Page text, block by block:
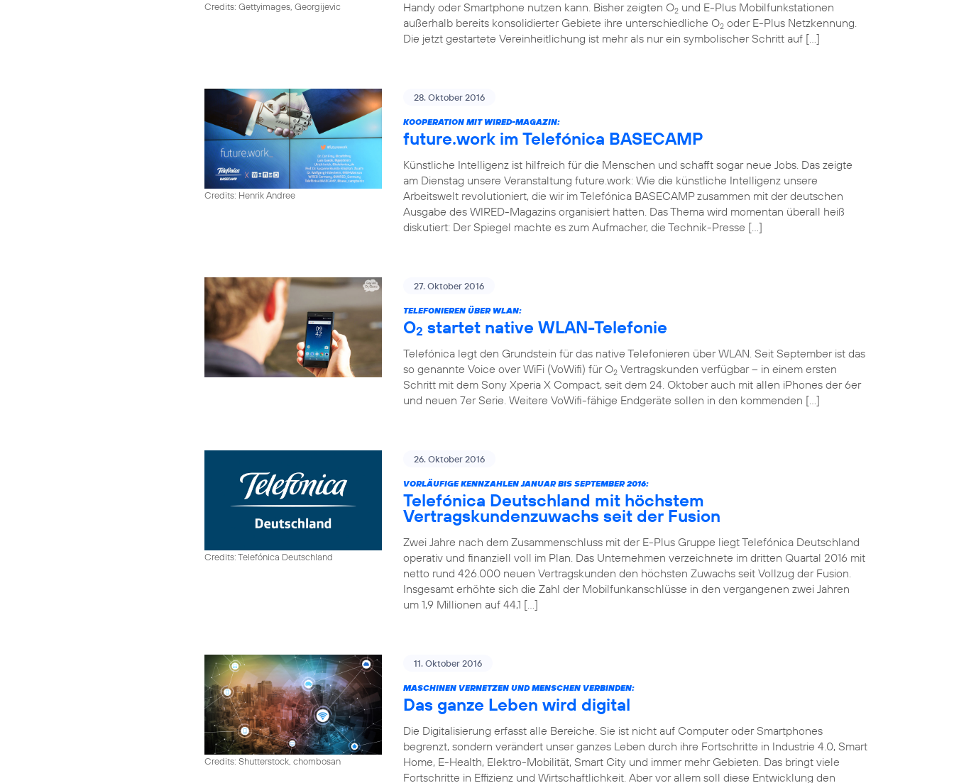
Credits: Gettyimages, Georgijevic
Handy oder Smartphone nutzen kann. Bisher zeigten O2 und E-Plus Mobilfunkstationen
außerhalb bereits konsolidierter Gebiete ihre unterschiedliche O2 oder E-Plus Netzkennung.
Die jetzt gestartete Vereinheitlichung ist mehr als nur ein symbolischer Schritt auf […]
Credits: Henrik Andree
28. Oktober 2016
KOOPERATION MIT WIRED-MAGAZIN:
future.work im Telefónica BASECAMP
Künstliche Intelligenz ist hilfreich für die Menschen und schafft sogar neue Jobs. Das zeigte
am Dienstag unsere Veranstaltung future.work: Wie die künstliche Intelligenz unsere
Arbeitswelt revolutioniert, die wir im Telefónica BASECAMP zusammen mit der deutschen
Ausgabe des WIRED-Magazins organisiert hatten. Das Thema wird momentan überall heiß
diskutiert: Der Spiegel machte es zum Aufmacher, die Technik-Presse […]
27. Oktober 2016
TELEFONIEREN ÜBER WLAN:
O2 startet native WLAN-Telefonie
Telefónica legt den Grundstein für das native Telefonieren über WLAN. Seit September ist das
so genannte Voice over WiFi (VoWifi) für O2 Vertragskunden verfügbar – in einem ersten
Schritt mit dem Sony Xperia X Compact, seit dem 24. Oktober auch mit allen iPhones der 6er
und neuen 7er Serie. Weitere VoWifi-fähige Endgeräte sollen in den kommenden […]
Credits: Telefónica Deutschland
26. Oktober 2016
VORLÄUFIGE KENNZAHLEN JANUAR BIS SEPTEMBER 2016:
Telefónica Deutschland mit höchstem
Vertragskundenzuwachs seit der Fusion
Zwei Jahre nach dem Zusammenschluss mit der E-Plus Gruppe liegt Telefónica Deutschland
operativ und finanziell voll im Plan. Das Unternehmen verzeichnete im dritten Quartal 2016 mit
netto rund 426.000 neuen Vertragskunden den höchsten Zuwachs seit Vollzug der Fusion.
Insgesamt erhöhte sich die Zahl der Mobilfunkanschlüsse in den vergangenen zwei Jahren
um 1,9 Millionen auf 44,1 […]
Credits: Shutterstock, chombosan
11. Oktober 2016
MASCHINEN VERNETZEN UND MENSCHEN VERBINDEN:
Das ganze Leben wird digital
Die Digitalisierung erfasst alle Bereiche. Sie ist nicht auf Computer oder Smartphones
begrenzt, sondern verändert unser ganzes Leben durch ihre Fortschritte in Industrie 4.0, Smart
Home, E-Health, Elektro-Mobilität, Smart City und immer mehr Gebieten. Das bringt viele
Fortschritte in Effizienz und Wirtschaftlichkeit. Aber vor allem soll diese Entwicklung den